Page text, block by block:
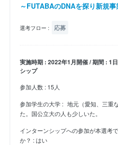
～FUTABAのDNAを探り新規
選考フロー : 応募
実施時期 : 2022年1月開催 / 期間 : 1
シップ
参加人数 : 15人
参加学生の大学 : 地元（愛知、三重
た。国公立大の人も少しいた。
インターンシップへの参加が本選考
か？ : はい